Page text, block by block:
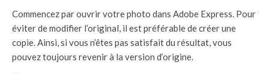
Commencez par ouvrir votre photo dans Adobe Express. Pour
éviter de modifier l’original, il est préférable de créer une
copie. Ainsi, si vous n’êtes pas satisfait du résultat, vous
pouvez toujours revenir à la version d’origine.